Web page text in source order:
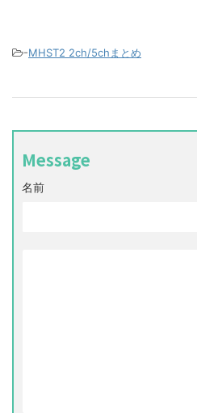
-MHST2 2ch/5chまとめ
Message
名前